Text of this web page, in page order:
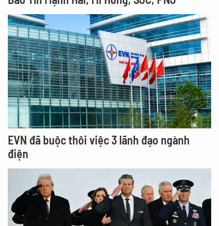
EVN đã buộc thôi việc 3 lãnh đạo ngành
điện